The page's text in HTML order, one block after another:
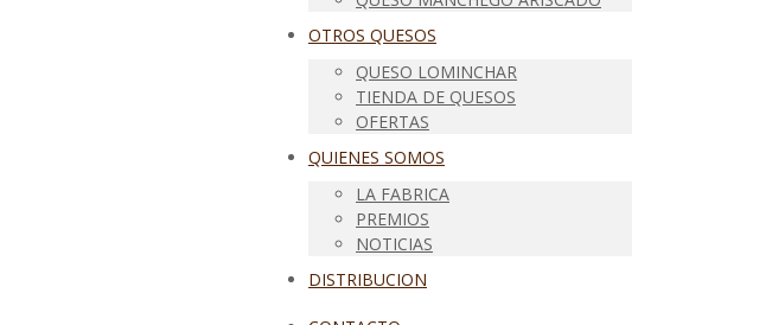
OTROS QUESOS
QUESO LOMINCHAR
TIENDA DE QUESOS
OFERTAS
QUIENES SOMOS
LA FABRICA
PREMIOS
NOTICIAS
DISTRIBUCION